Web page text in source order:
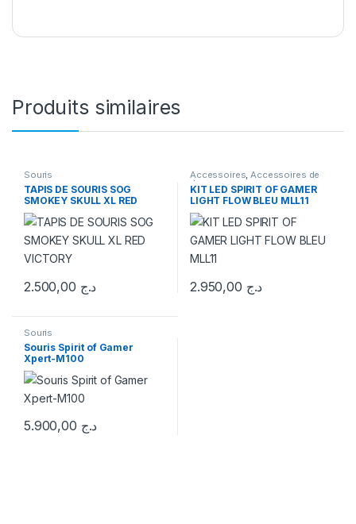
Produits similaires
Souris
TAPIS DE SOURIS SOG
SMOKEY SKULL XL RED
VICTORY
د.ج
Accessoires,Accessoires de
Jeux
KIT LED SPIRIT OF GAMER
LIGHT FLOW BLEU MLL11
د.ج
Souris
Souris Spirit of Gamer
Xpert-M100
د.ج